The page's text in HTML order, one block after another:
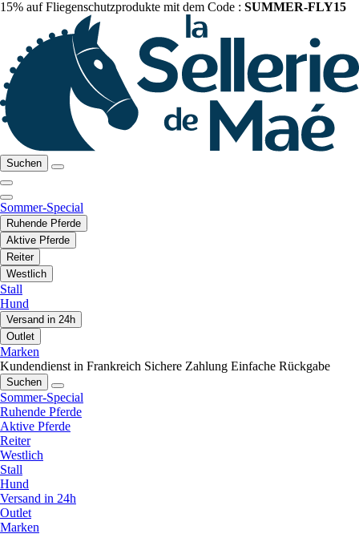
15% auf Fliegenschutzprodukte mit dem Code : SUMMER-FLY15
Suchen
Sommer-Special
Ruhende Pferde
Aktive Pferde
Reiter
Westlich
Stall
Hund
Versand in 24h
Outlet
Marken
Kundendienst in Frankreich Sichere Zahlung Einfache Rückgabe
Suchen
Sommer-Special
Ruhende Pferde
Aktive Pferde
Reiter
Westlich
Stall
Hund
Versand in 24h
Outlet
Marken